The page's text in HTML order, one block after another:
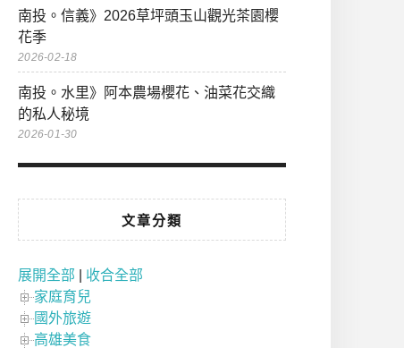
南投。信義》2026草坪頭玉山觀光茶園櫻
花季
2026-02-18
南投。水里》阿本農場櫻花、油菜花交織
的私人秘境
2026-01-30
文章分類
展開全部
收合全部
家庭育兒
國外旅遊
高雄美食